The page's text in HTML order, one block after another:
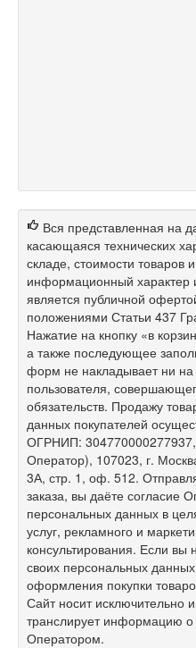
Вся представленная на
касающаяся технических
складе, стоимости товаров
информационный характер
является публичной
положениями Статьи 437
Нажатие на кнопку «в
а также последующее
форм не накладывает ни на
пользователя,
обязательств. Продажу
данных покупателей
ОГРНИП:
Оператор), 107023, г.
3А, стр. 1, оф. 512.
заказа, вы даёте согласие
персональных данных в
услуг, рекламного и
консультирования. Если вы
своих персональных
оформления покупки
Сайт носит исключительно
транслирует информацию о
Оператором.